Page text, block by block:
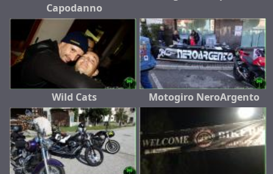
Capodanno
Wild Cats Motogiro NeroArgento